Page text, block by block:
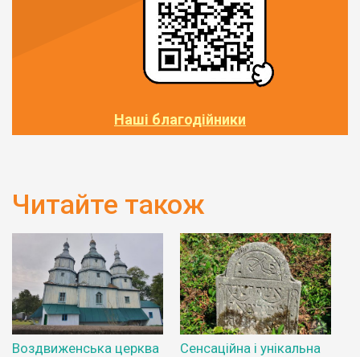
Наші благодійники
Читайте також
Воздвиженська церква
Сенсаційна і унікальна